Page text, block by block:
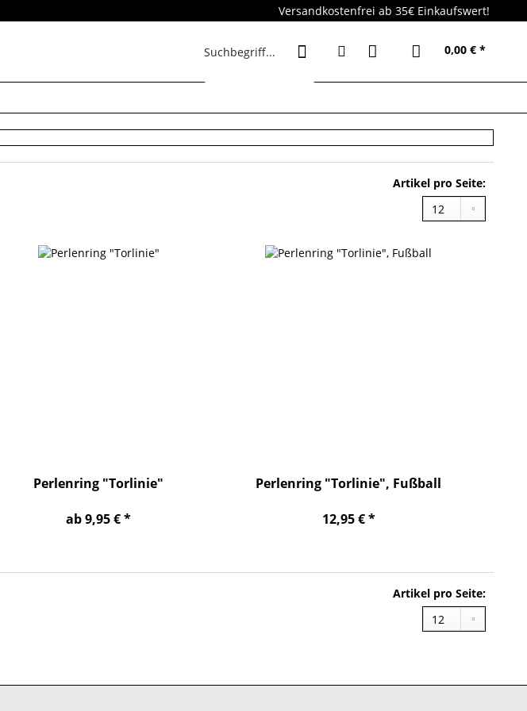
Versandkostenfrei ab 35€ Einkaufswert!
0,00 € *
Artikel pro Seite:
Perlenring "Torlinie"
ab 9,95 € *
Perlenring "Torlinie", Fußball
12,95 € *
Artikel pro Seite: